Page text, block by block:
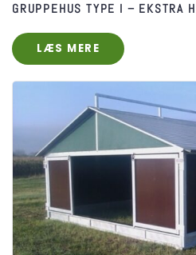
GRUPPEHUS TYPE I​ – EKSTRA
LÆS MERE